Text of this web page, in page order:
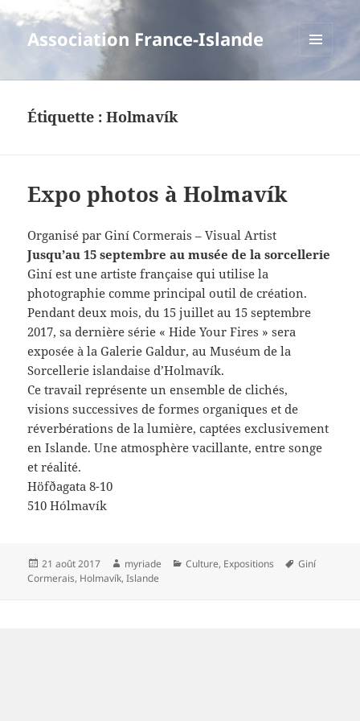
Association France-Islande
Étiquette :Holmavík
Expo photos à Holmavík
Organisé par Giní Cormerais – Visual Artist
Jusqu’au 15 septembre au musée de la sorcellerie
Giní est une artiste française qui utilise la
photographie comme principal outil de création.
Pendant deux mois, du 15 juillet au 15 septembre
2017, sa dernière série « Hide Your Fires » sera
exposée à la Galerie Galdur, au Muséum de la
Sorcellerie islandaise d’Holmavík.
Ce travail représente un ensemble de clichés,
visions successives de formes organiques et de
réverbérations de la lumière, captées exclusivement
en Islande. Une atmosphère vacillante, entre songe
et réalité.
Höfðagata 8-10
510 Hólmavík
Publié
le
21 août 2017 Auteur
myriade Catégories
Culture, Expositions
Mots-
Giní
Cormerais, Holmavík,Islande